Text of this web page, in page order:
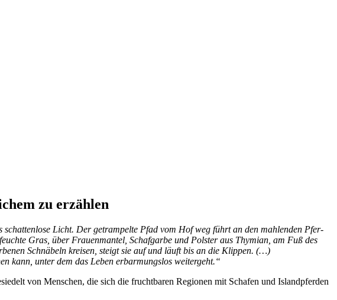
zu erzählen
Licht. Der ge­tram­pel­te Pfad vom Hof weg führt an den mah­len­den Pfer­
Gras, über Frau­en­man­tel, Schaf­gar­be und Pols­ter aus Thy­mi­an, am Fuß des
Schnä­beln krei­sen, steigt sie auf und läuft bis an die Klippen. (…)
kann, un­ter dem das Le­ben er­bar­mungs­los weitergeht.“
von Men­schen, die sich die frucht­ba­ren Re­gio­nen mit Scha­fen und Is­land­pfer­den